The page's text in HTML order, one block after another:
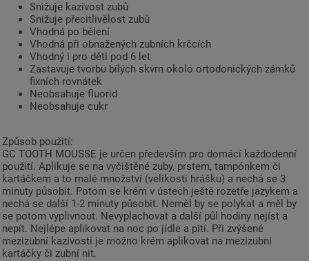
Snižuje kazivost zubů
Snižuje přecitlivělost zubů
Vhodná po bělení
Vhodná při obnažených zubních krčcích
Vhodný i pro děti pod 6 let
Zastavuje tvorbu bílých skvrn okolo ortodonických zámků
fixních rovnátek
Neobsahuje fluorid
Neobsahuje cukr
Způsob použití:
GC TOOTH MOUSSE je určen především pro domácí každodenní
použití. Aplikuje se na vyčištěné zuby, prstem, tampónkem či
kartáčkem a to malé množství (velikosti hrášku) a nechá se 3
minuty působit. Potom se krém v ústech ještě rozetře jazykem a
nechá se další 1-2 minuty působit. Neměl by se polykat a měl by
se potom vyplivnout. Nevyplachovat a další půl hodiny nejíst a
nepít. Nejlépe aplikovat na noc po jídle a pití. Při zvýšené
mezizubní kazivosti je možno krém aplikovat na mezizubní
kartáčky či zubní nit.